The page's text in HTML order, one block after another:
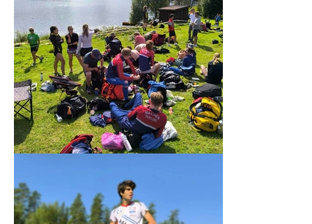
ÅPNINGSTIDER OG LYSLØYPA
UTLEIE
VAKTLISTE
ENGLISH